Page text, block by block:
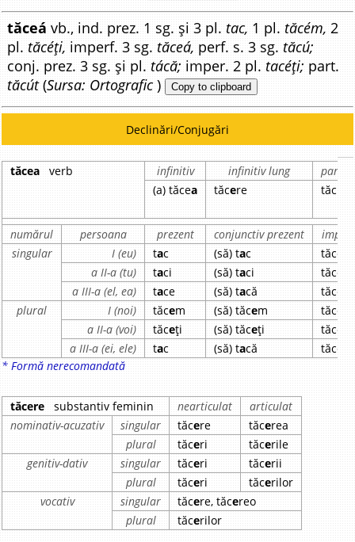
tăceá vb., ind. prez. 1 sg. și 3 pl.tac, 1 pl. tăcém, 2
pl. tăcéți, imperf. 3 sg.tăceá, perf. s. 3 sg. tăcú;
conj. prez. 3 sg. și pl. tácă; imper. 2 pl. tacéți; part.
tăcút(Sursa: Ortografic ) Copy to clipboard
Declinări/Conjugări
tăcea verb infinitiv infinitiv lung
(a) tăcea tăcere tăc
numărul persoana prezent conjunctiv prezent
singular
I (eu) tac (să) tac tăce
a II-a (tu)
taci (să) taci tăce
a III-a (el, ea)
tace (să) tacă tăce
plural
I (noi) tăcem (să) tăcem tăce
a II-a (voi)
tăceți (să) tăceți tăce
a III-a (ei, ele)
tac (să) tacă tăce
* Formă nerecomandată
tăcere substantiv feminin nearticulat
articulat
nominativ-acuzativ
singular tăcere tăcerea
plural
tăceri tăcerile
genitiv-dativ
singular tăceri tăcerii
plural
tăceri tăcerilor
vocativ
singular tăcere, tăcereo
plural
tăcerilor